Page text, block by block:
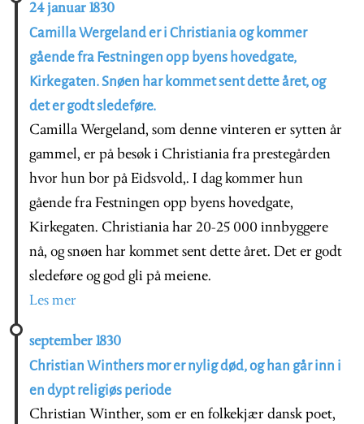
24 januar 1830
Camilla Wergeland er i Christiania og kommer
gående fra Festningen opp byens hovedgate,
Kirkegaten. Snøen har kommet sent dette året, og
det er godt sledeføre.
Camilla Wergeland, som denne vinteren er sytten år
gammel, er på besøk i Christiania fra prestegården
hvor hun bor på Eidsvold,. I dag kommer hun
gående fra Festningen opp byens hovedgate,
Kirkegaten. Christiania har 20-25 000 innbyggere
nå, og snøen har kommet sent dette året. Det er godt
sledeføre og god gli på meiene.
Les mer
september 1830
Christian Winthers mor er nylig død, og han går inn i
en dypt religiøs periode
Christian Winther, som er en folkekjær dansk poet,